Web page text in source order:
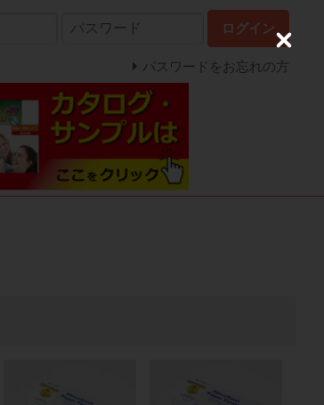
ログイン
パスワードをお忘れの方
C
l